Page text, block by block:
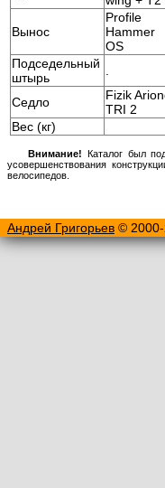
Вынос
Profile
Hammer
OS
Подседельный
штырь
Седло
Fizik
TRI 2
Вес (кг)
Внимание! Каталог был
усовершенствования
велосипедов.
Андрей Григорьев ©